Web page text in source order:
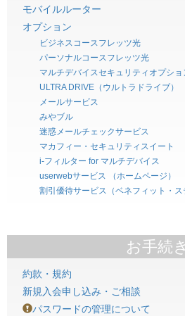
モバイルルーター
オプション
ビジネスコースフレッツ光
パーソナルコースフレッツ光
マルチデバイスセキュリティオプショ
ULTRA DRIVE（ウルトラドライブ）
メールサービス
みやブル
迷惑メールチェックサービス
マカフィー・セキュリティスイート
i-フィルター for マルチデバイス
userwebサービス （ホームページ）
割引優待サービス（ベネフィット・ス
お手続き
約款・規約
新規入会申し込み・ご相談
パスワードの管理について